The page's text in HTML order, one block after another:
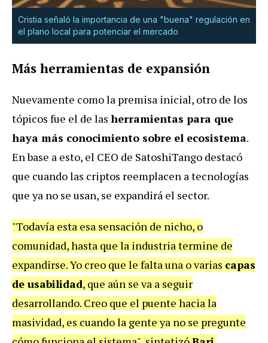
Cristia señaló la importancia de una "buena" regulación en
el plano local para potenciar el mercado
Más herramientas de expansión
Nuevamente como la premisa inicial, otro de los
tópicos fue el de las herramientas para que
haya más conocimiento sobre el ecosistema.
En base a esto, el CEO de SatoshiTango destacó
que cuando las criptos reemplacen a tecnologías
que ya no se usan, se expandirá el sector.
"Todavía esta esa sensación de nicho, o
comunidad, hasta que la industria termine de
expandirse. Yo creo que le falta una o varias capas
de usabilidad, que aún se va a seguir
desarrollando. Creo que el puente hacia la
masividad, es cuando la gente ya no se pregunte